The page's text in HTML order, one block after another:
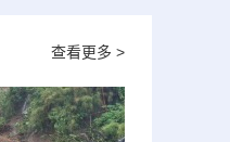
查看更多 >